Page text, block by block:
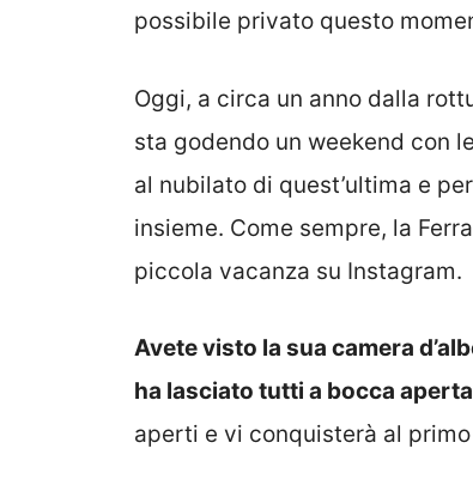
possibile privato questo
Oggi, a circa un anno dalla
sta godendo un weekend con
al nubilato di quest’ultima e
insieme. Come sempre, la
piccola vacanza su Instagram.
Avete visto la sua camera
ha lasciato tutti a bocca aperta
aperti e vi conquisterà al